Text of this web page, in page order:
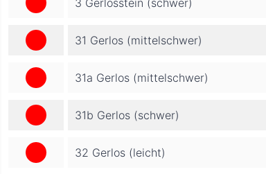
3 Gerlosstein (schwer)
31 Gerlos (mittelschwer)
31a Gerlos (mittelschwer)
31b Gerlos (schwer)
32 Gerlos (leicht)